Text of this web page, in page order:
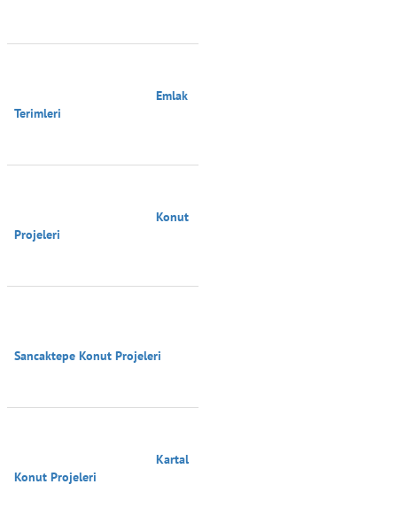
Terimleri
Projeleri
Sancaktepe Konut Projeleri
Konut Projeleri